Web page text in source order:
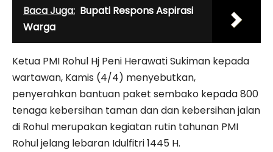
Baca Juga: Bupati Respons Aspirasi
Warga
Ketua PMI Rohul Hj Peni Herawati Sukiman kepada
wartawan, Kamis (4/4) menyebutkan,
penyerahkan bantuan paket sembako kepada 800
tenaga kebersihan taman dan dan kebersihan jalan
di Rohul merupakan kegiatan rutin tahunan PMI
Rohul jelang lebaran Idulfitri 1445 H.